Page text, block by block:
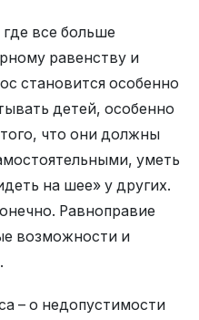
все больше
равенству и
становится особенно
детей, особенно
что они должны
уметь
на шее» у других.
Равноправие
возможности и
– о недопустимости